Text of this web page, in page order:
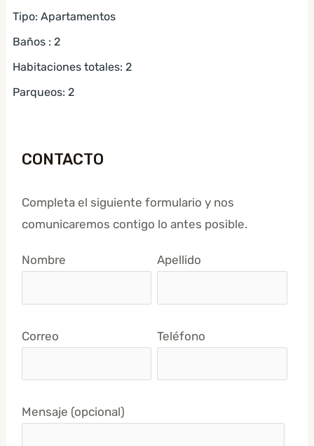
Tipo: Apartamentos
Baños : 2
Habitaciones totales: 2
Parqueos: 2
CONTACTO
Completa el siguiente formulario y nos
comunicaremos contigo lo antes posible.
Nombre Apellido
Correo Teléfono
Mensaje (opcional)